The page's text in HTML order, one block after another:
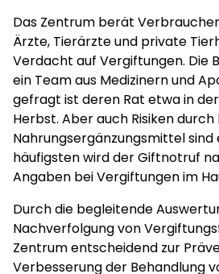
Das Zentrum berät
Ärzte, Tierärzte und private
Verdacht auf Vergiftungen. Die
ein Team aus Medizinern und
gefragt ist deren Rat etwa in
Herbst. Aber auch Risiken
Nahrungsergänzungsmittel sind
häufigsten wird der Giftnotruf
Angaben bei Vergiftungen im
Durch die begleitende
Nachverfolgung von
Zentrum entscheidend zur
Verbesserung der Behandlung